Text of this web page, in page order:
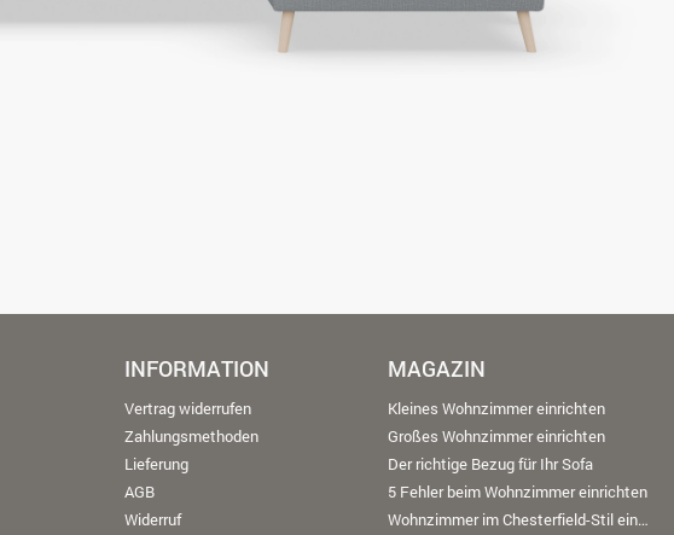
INFORMATION
Vertrag widerrufen
Zahlungsmethoden
Lieferung
AGB
Widerruf
MAGAZIN
Kleines Wohnzimmer einrichten
Großes Wohnzimmer einrichten
Der richtige Bezug für Ihr Sofa
5 Fehler beim Wohnzimmer einrichten
Wohnzimmer im Chesterfield-Stil einrichten